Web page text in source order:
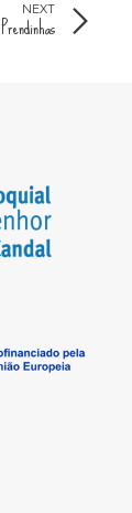
NEXT
Prendinhas